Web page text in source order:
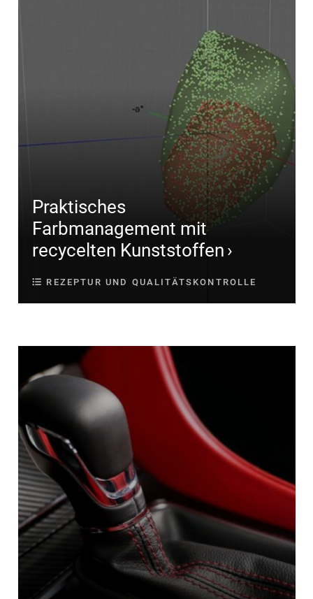
Praktisches
Farbmanagement mit
recycelten Kunststoffen
REZEPTUR UND QUALITÄTSKONTROLLE